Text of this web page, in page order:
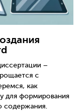
–
с
как
для формирования
содержания.